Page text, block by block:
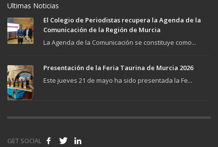
Ultimas Noticias
El Colegio de Periodistas recupera la Agenda de la
Comunicación de la Región de Murcia
La Agenda de la Comunicación se constituye como...
Presentación de la Feria Taurina de Murcia 2026
Este jueves 21 de mayo ha sido presentada la Fe...
GET SOCIAL